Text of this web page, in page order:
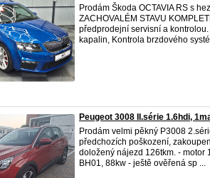
Prodám Škoda OCTAVIA RS s
ZACHOVALÉM STAVU
předprodejní servisní a
kapalin, Kontrola brzdového
Peugeot 3008 II.série 1.6hdi,
Prodám velmi pěkný P3008
předchozích poškození,
doložený nájezd 126tkm. - motor
BH01, 88kw - ještě ověřená sp ...